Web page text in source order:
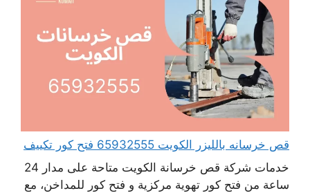
قص خرسانه بالليزر الكويت 65932555 فتح كور تكييف
خدمات شركة قص خرسانة الكويت متاحة على مدار 24
ساعة من فتح كور تهوية مركزية و فتح كور للمداخن، مع